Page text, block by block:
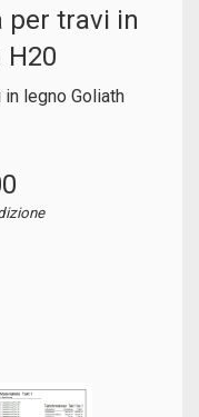
per travi in
H20
legno Goliath